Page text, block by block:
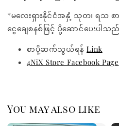
*မလေးရှားနိုင်ငံအနှံ့ သုတ၊ ရသ စာ
ငွေချေစနစ်ဖြင့် ပို့ဆောင်ပေးပါသ
စာပို့ဆက်သွယ်ရန်Link
4NiX Store Facebook Page
You may also like